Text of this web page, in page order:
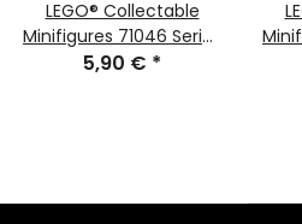
LEGO® Collectable
Minifigures 71046 Series
26 Minifigur Blacktron-
5,90 € *